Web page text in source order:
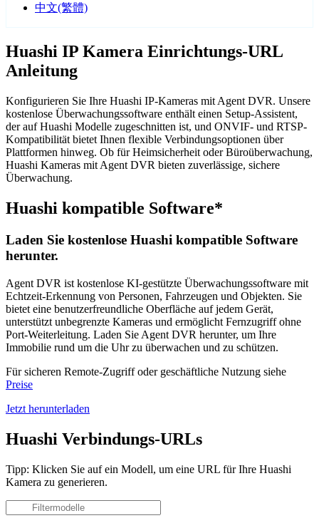
中文(繁體)
Huashi IP Kamera Einrichtungs-URL
Anleitung
Konfigurieren Sie Ihre Huashi IP-Kameras mit Agent DVR. Unsere
kostenlose Überwachungssoftware enthält einen Setup-Assistent,
der auf Huashi Modelle zugeschnitten ist, und ONVIF- und RTSP-
Kompatibilität bietet Ihnen flexible Verbindungsoptionen über
Plattformen hinweg. Ob für Heimsicherheit oder Büroüberwachung,
Huashi Kameras mit Agent DVR bieten zuverlässige, sichere
Überwachung.
Huashi kompatible Software*
Laden Sie kostenlose Huashi kompatible Software
herunter.
Agent DVR ist kostenlose KI-gestützte Überwachungssoftware mit
Echtzeit-Erkennung von Personen, Fahrzeugen und Objekten. Sie
bietet eine benutzerfreundliche Oberfläche auf jedem Gerät,
unterstützt unbegrenzte Kameras und ermöglicht Fernzugriff ohne
Port-Weiterleitung. Laden Sie Agent DVR herunter, um Ihre
Immobilie rund um die Uhr zu überwachen und zu schützen.
Für sicheren Remote-Zugriff oder geschäftliche Nutzung siehe
Preise
Jetzt herunterladen
Huashi Verbindungs-URLs
Tipp: Klicken Sie auf ein Modell, um eine URL für Ihre Huashi
Kamera zu generieren.